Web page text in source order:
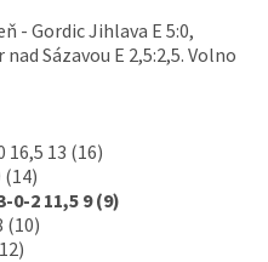
- Gordic Jihlava E 5:0,
Sázavou E 2,5:2,5. Volno
16,5 13 (16)
(14)
0-2 11,5 9 (9)
(10)